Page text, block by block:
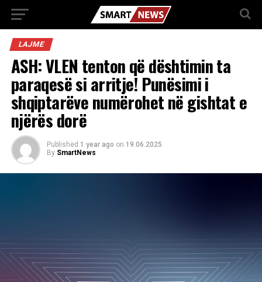
LAJME
ASH: VLEN tenton që dështimin ta
paraqesë si arritje! Punësimi i
shqiptarëve numërohet në gishtat e
njërës dorë
Published 1 year ago on 19.06.2025
By SmartNews